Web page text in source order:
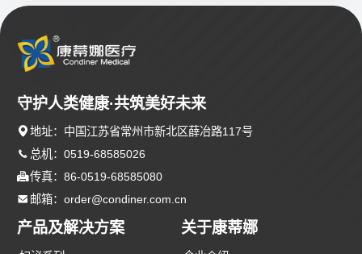
守护人类健康·共筑美好未来
 地址：中国江苏省常州市新北区薛冶路117号
 总机：0519-68585026
传真：86-0519-68585080
 邮箱：order@condiner.com.cn
产品及解决方案 关于康蒂娜